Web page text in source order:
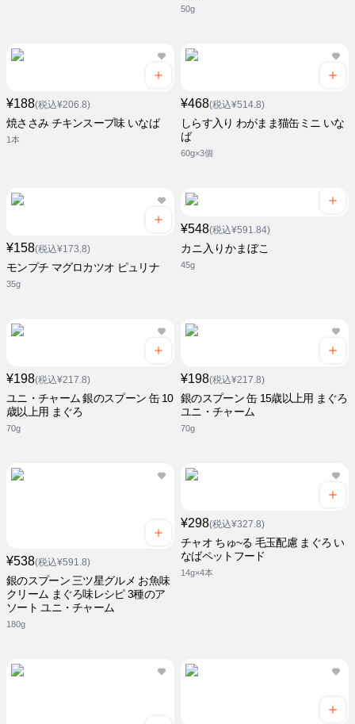
50g
¥188(税込¥206.8)
焼ささみ チキンスープ味 いなば
1本
¥468(税込¥514.8)
しらす入り わがまま猫缶ミニ いな
ば
60g×3個
¥158(税込¥173.8)
モンプチ マグロカツオ ピュリナ
35g
¥548(税込¥591.84)
カニ入りかまぼこ
45g
¥198(税込¥217.8)
ユニ・チャーム 銀のスプーン 缶 10
歳以上用 まぐろ
70g
¥198(税込¥217.8)
銀のスプーン 缶 15歳以上用 まぐろ
ユニ・チャーム
70g
¥538(税込¥591.8)
銀のスプーン 三ツ星グルメ お魚味
クリーム まぐろ味レシピ 3種のア
ソート ユニ・チャーム
180g
¥298(税込¥327.8)
チャオ ちゅ~る 毛玉配慮 まぐろ い
なばペットフード
14g×4本